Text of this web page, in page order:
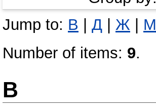
Jump to: В Д Ж М
Number of items: 9.
В